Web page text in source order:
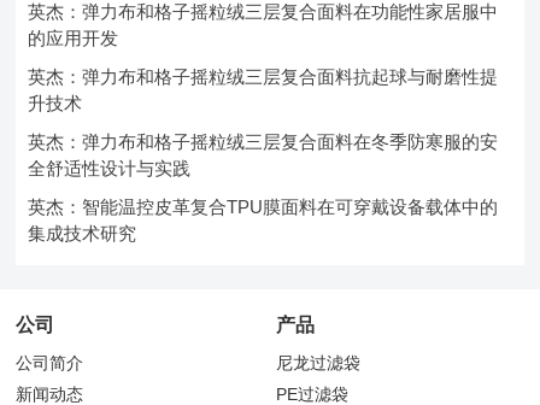
英杰：弹力布和格子摇粒绒三层复合面料在功能性家居服中
的应用开发
英杰：弹力布和格子摇粒绒三层复合面料抗起球与耐磨性提
升技术
英杰：弹力布和格子摇粒绒三层复合面料在冬季防寒服的安
全舒适性设计与实践
英杰：智能温控皮革复合TPU膜面料在可穿戴设备载体中的
集成技术研究
公司
公司简介
新闻动态
产品
尼龙过滤袋
PE过滤袋